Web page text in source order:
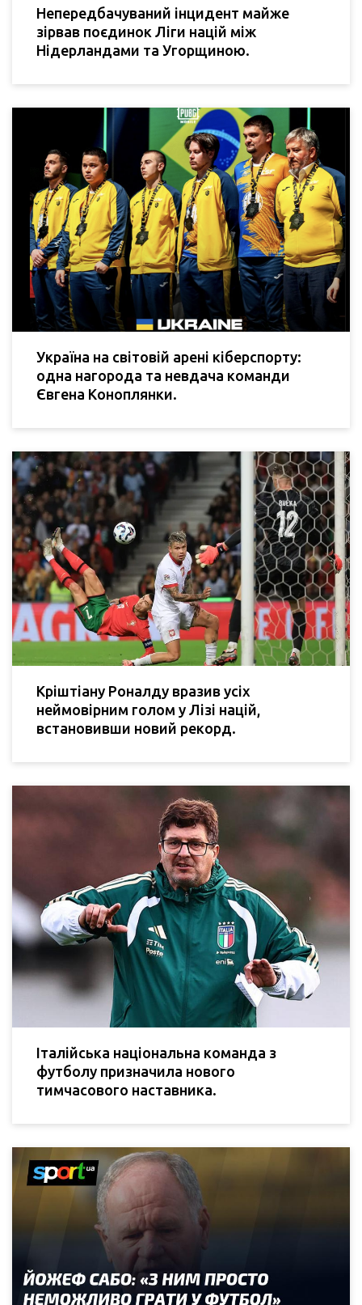
Непередбачуваний інцидент майже
зірвав поєдинок Ліги націй між
Нідерландами та Угорщиною.
Україна на світовій арені кіберспорту:
одна нагорода та невдача команди
Євгена Коноплянки.
Кріштіану Роналду вразив усіх
неймовірним голом у Лізі націй,
встановивши новий рекорд.
Італійська національна команда з
футболу призначила нового
тимчасового наставника.